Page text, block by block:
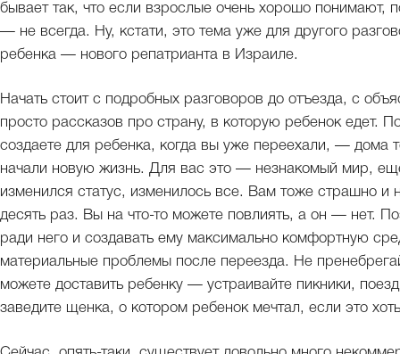
бывает так, что если взрослые очень хорошо понимают,
— не всегда. Ну, кстати, это тема уже для другого
ребенка — нового репатрианта в Израиле.
Начать стоит с подробных разговоров до отъезда, с
просто рассказов про страну, в которую ребенок едет.
создаете для ребенка, когда вы уже переехали, — дома
начали новую жизнь. Для вас это — незнакомый мир,
изменился статус, изменилось все. Вам тоже страшно
десять раз. Вы на что-то можете повлиять, а он — нет.
ради него и создавать ему максимально комфортную
материальные проблемы после переезда. Не
можете доставить ребенку — устраивайте пикники,
заведите щенка, о котором ребенок мечтал, если это